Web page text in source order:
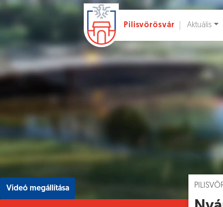
Ugrás a fő tartalomhoz
Pilisvörösvár Aktuális
Videó megállítása